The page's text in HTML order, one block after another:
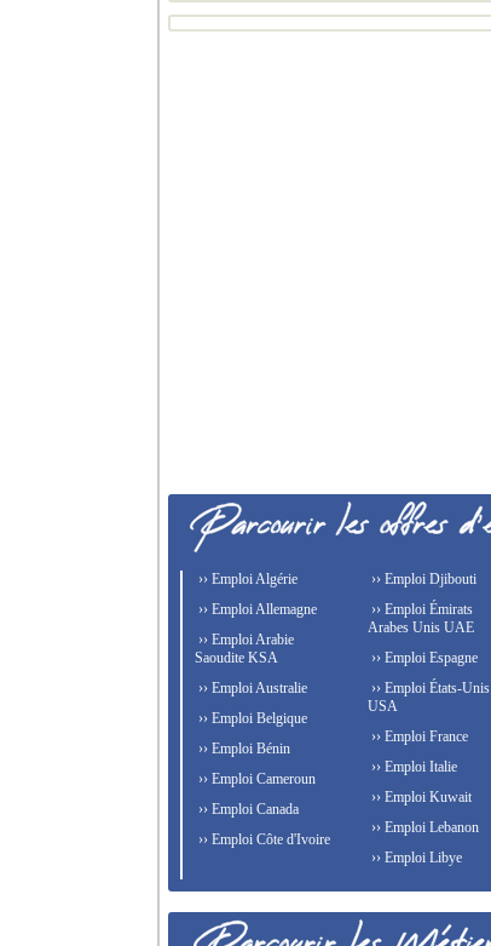
›› Emploi Algérie
›› Emploi Allemagne
›› Emploi Arabie
Saoudite KSA
›› Emploi Australie
›› Emploi Belgique
›› Emploi Bénin
›› Emploi Cameroun
›› Emploi Canada
›› Emploi Côte d'Ivoire
›› Emploi Djibouti
›› Emploi Émirats
Arabes Unis UAE
›› Emploi Espagne
›› Emploi États-Unis
USA
›› Emploi France
›› Emploi Italie
›› Emploi Kuwait
›› Emploi Lebanon
›› Emploi Libye